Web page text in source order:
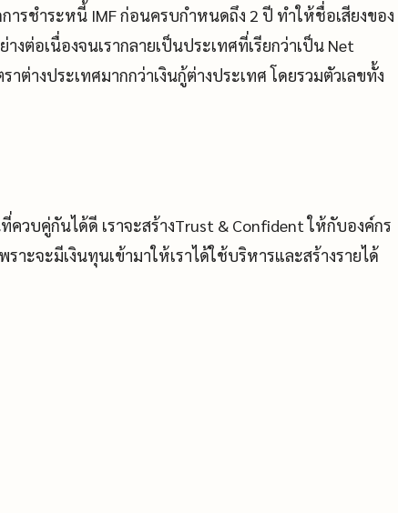
ารชำระหนี้ IMF ก่อนครบกำหนดถึง 2 ปี ทำให้ชื่อเสียงของ
งต่อเนื่องจนเรากลายเป็นประเทศที่เรียกว่าเป็น Net
ต่างประเทศมากกว่าเงินกู้ต่างประเทศ โดยรวมตัวเลขทั้ง
ควบคู่กันได้ดี เราจะสร้างTrust & Confident ให้กับองค์กร
าะจะมีเงินทุนเข้ามาให้เราได้ใช้บริหารและสร้างรายได้